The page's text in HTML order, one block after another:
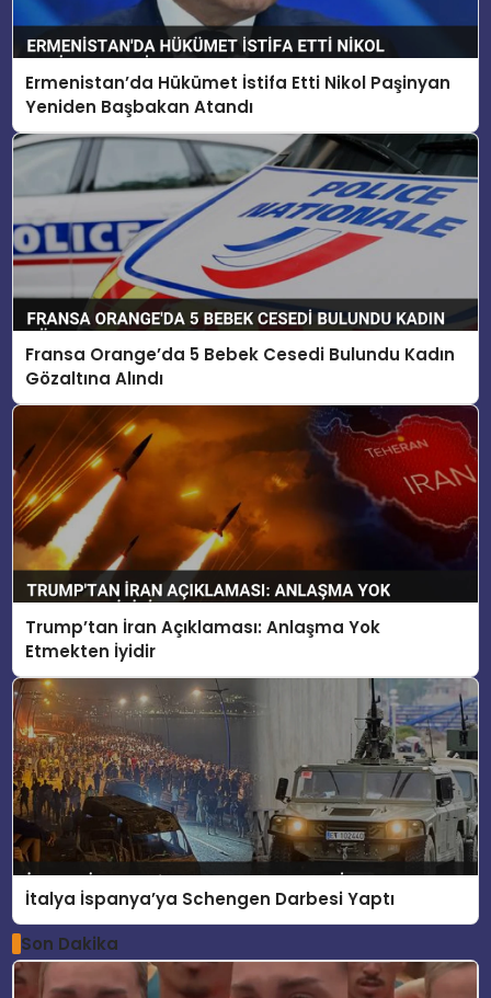
Ermenistan’da Hükümet İstifa Etti Nikol Paşinyan
Yeniden Başbakan Atandı
Fransa Orange’da 5 Bebek Cesedi Bulundu Kadın
Gözaltına Alındı
Trump’tan İran Açıklaması: Anlaşma Yok
Etmekten İyidir
İtalya İspanya’ya Schengen Darbesi Yaptı
Son Dakika